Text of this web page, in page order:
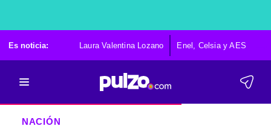
Es noticia: Laura Valentina Lozano Enel, Celsia y AES
NACIÓN